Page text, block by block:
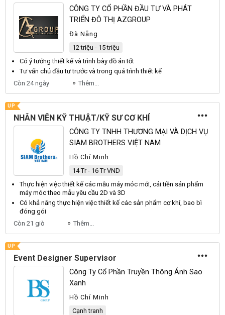
CÔNG TY CỔ PHẦN ĐẦU TƯ VÀ PHÁT
TRIỂN ĐÔ THỊ AZGROUP
Đà Nẵng
12 triệu - 15 triệu
Có ý tưởngthiết kế và trình bày đồ án tốt
Tư vấn chủ đầu tư trước và trong quá trìnhthiết kế
Còn 24 ngày
Thêm...
UP
NHÂN VIÊN KỸ THUẬT/KỸ SƯ CƠ KHÍ
CÔNG TY TNHH THƯƠNG MẠI VÀ DỊCH VỤ
SIAM BROTHERS VIỆT NAM
Hồ Chí Minh
14 Tr - 16 Tr VND
Thực hiện việcthiết kế các mẫu máy móc mới, cải tiền sản phẩm
máy móc theo mẫu yêu cầu 2D và 3D
Có khả năng thực hiện việcthiết kế các sản phẩm cơ khí, bao bì
đóng gói
Còn 21 giờ
Thêm...
UP
Event Designer Supervisor
Công Ty Cổ Phần Truyền Thông Ánh Sao
Xanh
Hồ Chí Minh
Cạnh tranh